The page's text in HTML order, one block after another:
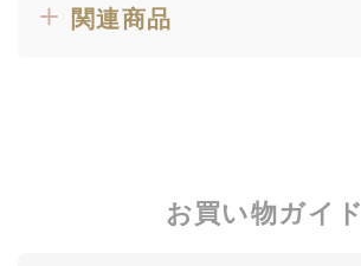
関連商品
お買い物ガイド